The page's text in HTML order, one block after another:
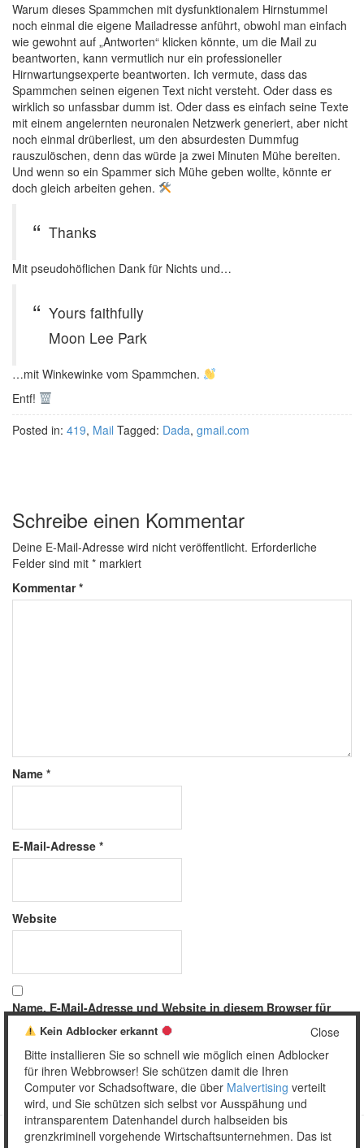
Warum dieses Spammchen mit dysfunktionalem Hirnstummel
noch einmal die eigene Mailadresse anführt, obwohl man einfach
wie gewohnt auf „Antworten“ klicken könnte, um die Mail zu
beantworten, kann vermutlich nur ein professioneller
Hirnwartungsexperte beantworten. Ich vermute, dass das
Spammchen seinen eigenen Text nicht versteht. Oder dass es
wirklich so unfassbar dumm ist. Oder dass es einfach seine Texte
mit einem angelernten neuronalen Netzwerk generiert, aber nicht
noch einmal drüberliest, um den absurdesten Dummfug
rauszulöschen, denn das würde ja zwei Minuten Mühe bereiten.
Und wenn so ein Spammer sich Mühe geben wollte, könnte er
doch gleich arbeiten gehen.
Thanks
Mit pseudohöflichen Dank für Nichts und…
Yours faithfully
Moon Lee Park
…mit Winkewinke vom Spammchen.
Entf!
Posted in: 419, Mail Tagged: Dada, gmail.com
Schreibe einen Kommentar
Deine E-Mail-Adresse wird nicht veröffentlicht. Erforderliche
Felder sind mit * markiert
Kommentar*
Name *
E-Mail-Adresse *
Website
Name, E-Mail-Adresse und Website in diesem Browser für
meinen nächsten Kommentar speichern.
Close
Kein Adblocker erkannt
Bitte installieren Sie so schnell wie möglich einen Adblocker
für ihren Webbrowser! Sie schützen damit die Ihren
Computer vor Schadsoftware, die über Malvertising verteilt
wird, und Sie schützen sich selbst vor Ausspähung und
intransparentem Datenhandel durch halbseiden bis
grenzkriminell vorgehende Wirtschaftsunternehmen. Das ist